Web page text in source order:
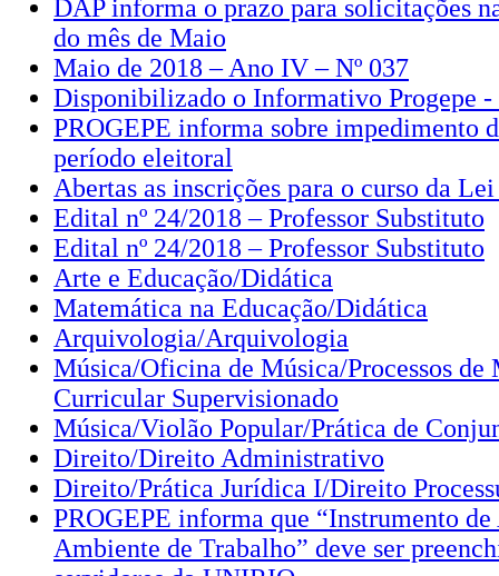
DAP informa o prazo para solicitações
do mês de Maio
Maio de 2018 – Ano IV – Nº 037
Disponibilizado o Informativo Progepe
PROGEPE informa sobre impedimento
período eleitoral
Abertas as inscrições para o curso da
Edital nº 24/2018 – Professor Substituto
Edital nº 24/2018 – Professor Substituto
Arte e Educação/Didática
Matemática na Educação/Didática
Arquivologia/Arquivologia
Música/Oficina de Música/Processos de
Curricular Supervisionado
Música/Violão Popular/Prática de
Direito/Direito Administrativo
Direito/Prática Jurídica I/Direito
PROGEPE informa que “Instrumento
Ambiente de Trabalho” deve ser